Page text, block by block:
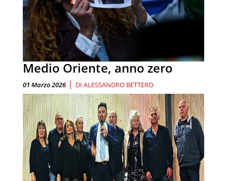
Medio Oriente, anno zero
01 Marzo 2026 | DI ALESSANDRO BETTERO